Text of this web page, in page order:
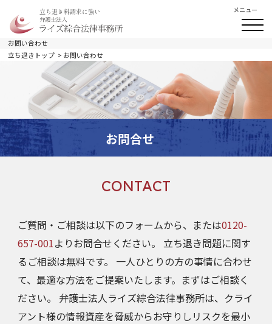
メニュー
立ち退き料請求に強い
お問い合わせ
立ち退きトップ
お問い合わせ
お問合せ
CONTACT
ご質問・ご相談は以下のフォームから、または0120-
657-001よりお問合せください。 立ち退き問題に関す
るご相談は無料です。 一人ひとりの方の事情に合わせ
て、最適な方法をご提案いたします。まずはご相談く
ださい。 弁護士法人ライズ綜合法律事務所は、クライ
アント様の情報資産を脅威からお守りしリスクを最小